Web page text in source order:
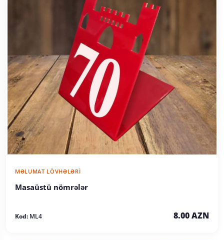
MƏLUMAT LÖVHƏLƏRI
Masaüstü nömrələr
Kod: ML4 8.00 AZN